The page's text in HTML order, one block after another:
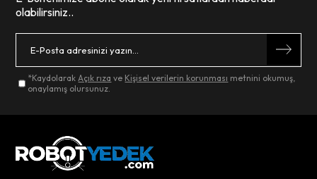
olabilirsiniz..
*KaydolarakAçık rıza ve Kişisel verilerin korunması metnini okumuş,
onaylamış olursunuz.